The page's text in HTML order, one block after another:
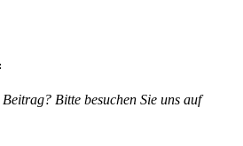
Bitte besuchen Sie uns auf